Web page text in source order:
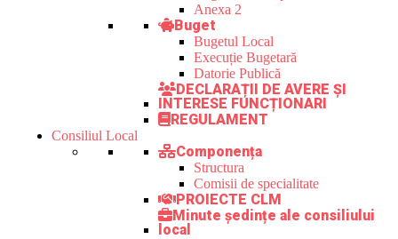
Anexa 2
Buget
Bugetul Local
Execuție Bugetară
Datorie Publică
DECLARAȚII DE AVERE ȘI
INTERESE FUNCȚIONARI
REGULAMENT
Consiliul Local
Componența
Structura
Comisii de specialitate
PROIECTE CLM
Minute ședințe ale consiliului
local